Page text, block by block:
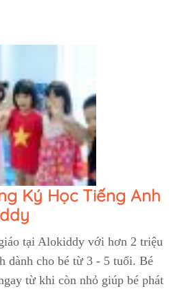
Ký Học Tiếng Anh
tại Alokiddy với hơn 2 triệu
dành cho bé từ 3 - 5 tuổi. Bé
từ khi còn nhỏ giúp bé phát